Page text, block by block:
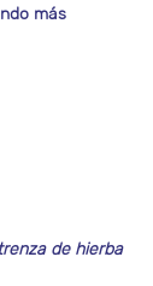
más
de hierba